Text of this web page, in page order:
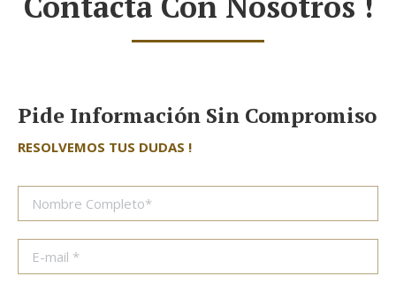
Pide Información Sin Compromiso
RESOLVEMOS TUS DUDAS !